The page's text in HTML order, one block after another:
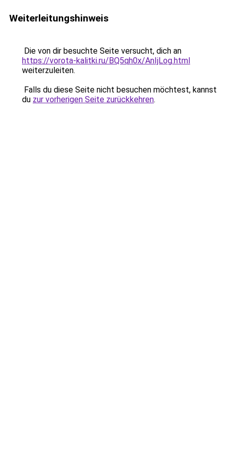
Weiterleitungshinweis
Die von dir besuchte Seite versucht, dich an
https://vorota-kalitki.ru/BQ5qh0x/AnIjLog.html
weiterzuleiten.
Falls du diese Seite nicht besuchen möchtest, kannst
du zur vorherigen Seite zurückkehren.